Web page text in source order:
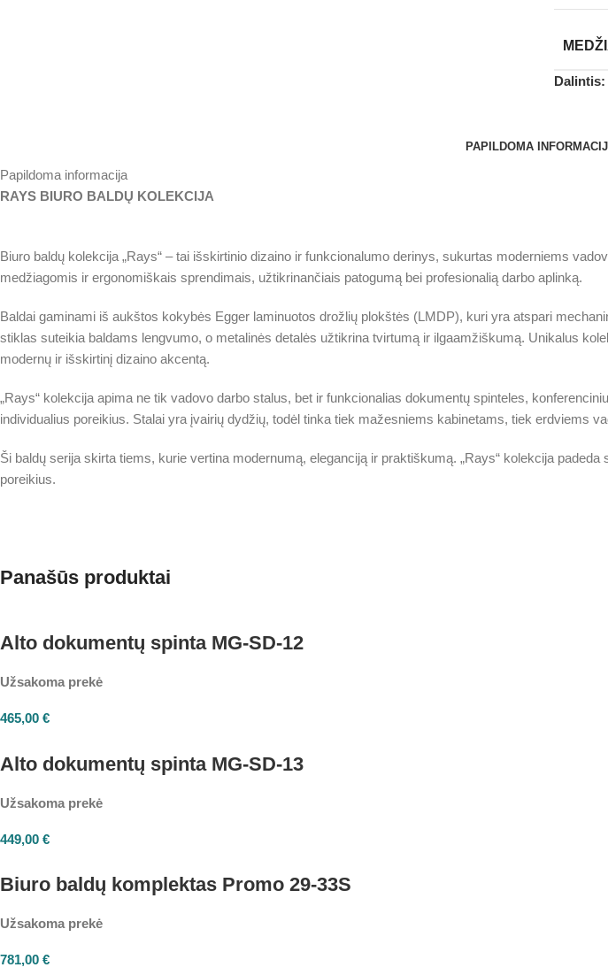
Dalintis:
PAPILDOMA
Papildoma informacija
RAYS BIURO BALDŲ KOLEKCIJA
Biuro baldų kolekcija „Rays“ – tai išskirtinio dizaino ir funkcionalumo derinys, sukurtas moderniems
medžiagomis ir ergonomiškais sprendimais, užtikrinančiais patogumą bei profesionalią darbo aplinką.
Baldai gaminami iš aukštos kokybės Egger laminuotos drožlių plokštės (LMDP), kuri yra atspari
stiklas suteikia baldams lengvumo, o metalinės detalės užtikrina tvirtumą ir ilgaamžiškumą. Unikalus
modernų ir išskirtinį dizaino akcentą.
„Rays“ kolekcija apima ne tik vadovo darbo stalus, bet ir funkcionalias dokumentų spinteles,
individualius poreikius. Stalai yra įvairių dydžių, todėl tinka tiek mažesniems kabinetams, tiek erdviems
Ši baldų serija skirta tiems, kurie vertina modernumą, eleganciją ir praktiškumą. „Rays“ kolekcija
poreikius.
Panašūs produktai
Alto dokumentų spinta MG-SD-12
Užsakoma prekė
465,00 €
Alto dokumentų spinta MG-SD-13
Užsakoma prekė
449,00 €
Biuro baldų komplektas Promo 29-33S
Užsakoma prekė
781,00 €